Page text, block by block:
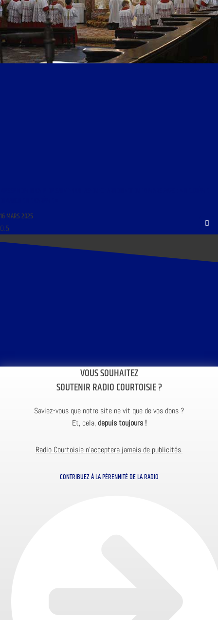
16 MARS 2025
VOUS SOUHAITEZ
SOUTENIR RADIO COURTOISIE ?
Saviez-vous que notre site ne vit que de vos dons ?
Et, cela, depuis toujours !
Radio Courtoisie n’acceptera jamais de publicités.
CONTRIBUEZ À LA PÉRENNITÉ DE LA RADIO